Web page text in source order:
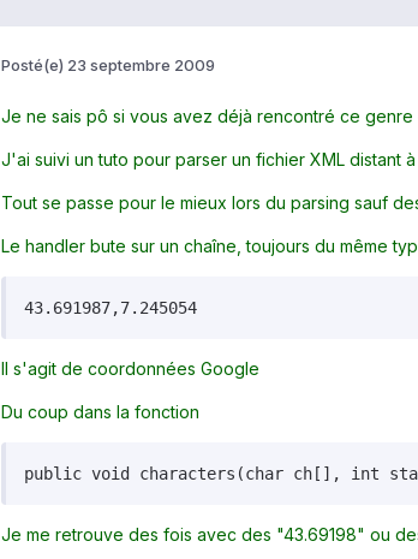
Posté(e) 23 septembre 2009
Je ne sais pô si vous avez déjà rencontré ce
J'ai suivi un tuto pour parser un fichier XML distant
Tout se passe pour le mieux lors du parsing sauf
Le handler bute sur un chaîne, toujours du même
43.691987,7.245054
Il s'agit de coordonnées Google
Du coup dans la fonction
public void characters(char ch[], int
Je me retrouve des fois avec des "43.69198" ou